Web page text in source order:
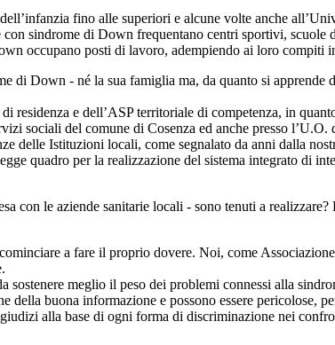
fino alle superiori e alcune volte anche
sindrome di Down frequentano centri sportivi,
occupano posti di lavoro, adempiendo ai loro compiti
di Down - né la sua famiglia ma, da quanto si
residenza e dell’ASP territoriale di competenza, in
sociali del comune di Cosenza ed anche presso
delle Istituzioni locali, come segnalato da anni dalla
quadro per la realizzazione del sistema integrato di
con le aziende sanitarie locali - sono tenuti a
a fare il proprio dovere. Noi, come
meglio il peso dei problemi connessi alla
buona informazione e possono essere pericolose,
alla base di ogni forma di discriminazione nei